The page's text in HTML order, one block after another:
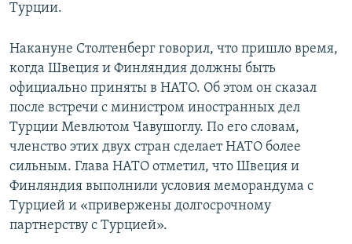
Турции.
Накануне Столтенберг говорил, что пришло время,
когда Швеция и Финляндия должны быть
официально приняты в НАТО. Об этом он сказал
после встречи с министром иностранных дел
Турции Мевлютом Чавушоглу. По его словам,
членство этих двух стран сделает НАТО более
сильным. Глава НАТО отметил, что Швеция и
Финляндия выполнили условия меморандума с
Турцией и «привержены долгосрочному
партнерству с Турцией».